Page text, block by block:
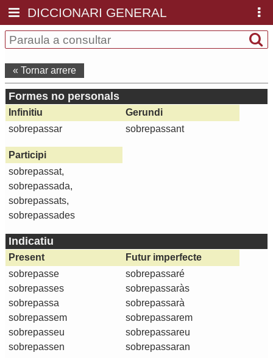
DICCIONARI GENERAL
« Tornar arrere
Formes no personals
Infinitiu
sobrepassar
Gerundi
sobrepassant
Participi
sobrepassat,
sobrepassada,
sobrepassats,
sobrepassades
Indicatiu
Present
sobrepasse
sobrepasses
sobrepassa
sobrepassem
sobrepasseu
sobrepassen
Futur imperfecte
sobrepassaré
sobrepassaràs
sobrepassarà
sobrepassarem
sobrepassareu
sobrepassaran